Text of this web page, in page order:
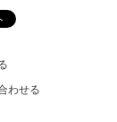
わせる